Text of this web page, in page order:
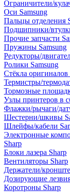
Ограничители/
Оси Samsung
Пальцы отделения
Подшипники/
Прочие запчасти
Пружины Samsung
Редукторы/
Ролики Samsung
Стёкла оригиналов
Термистры/
Тормозные
Узлы принтеров в
Флажки/рычаги/
Шестерни/шкивы
Шлейфы/кабели
Электронные
Sharp
Блоки лазера Sharp
Вентиляторы Sharp
Держатели/
Дозирующие
Коротроны Sharp